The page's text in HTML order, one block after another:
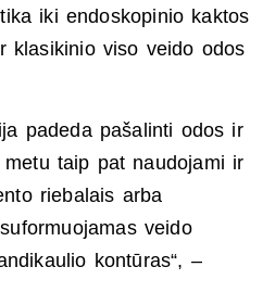
iki endoskopinio kaktos
klasikinio viso veido odos
padeda pašalinti odos ir
taip pat naudojami ir
riebalais arba
veido
kontūras“, –